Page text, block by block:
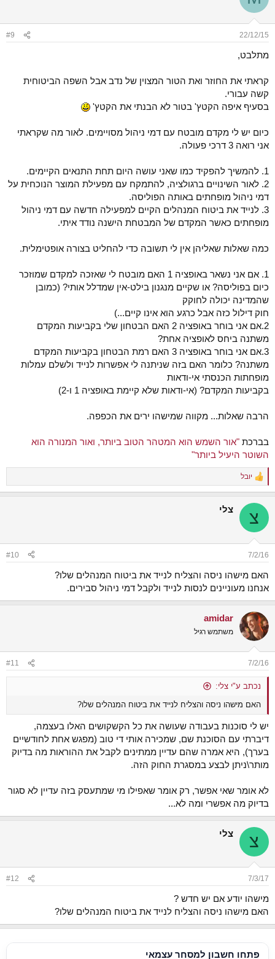
i
s
22/12/15
#9
מתלבט,
קראתי את החוזר ואת הטור המצוין של נדב אבל השפה הביטוחית
קשה עבורי.
בסעיף איפה הקטץ' בטור לא הבנתי את הקטץ'
כיום יש לי מקדם מובטח עם דמי ניהול מסויימים. לאור מה שקראתי
אני רואה 3 דרכי פעולה.
1. להמשיך להפקיד כמו שאני עושה היום תחת התנאים הקיימים.
2. לאור השינויים ברגולציה, להתמקח עם מפעילת המוצר הנוכחית על
דמי ניהול מופחתים באותה הפוליסה.
3. לנייד את ביטוח המנהלים הקיים למפעילה חדשה עם דמי ניהול
מופחתים כאשר המקדם של המבטחת הישנה נודד איתי.
כמה שאלות שאליהן אין לי תשובה כדי להחליט בצורה אופטימלית.
1. אם אני נשאר באופציה 1 האם מובטח לי שאזכה למקדם שמוזכר
כיום בפוליסה? או שקיים מנגנון בילט-אין שמדלל אותי? (כמובן
שהמדינה יכולה לחוקק
חוק דילול כזה אבל כרגע הוא אינו קיים...)
2.אם אני בוחר באופציה 2 האם הבטחון שלי בקביעות המקדם
משתנה ביחס לאופציה אחת?
3.אם אני בוחר באופציה 3 האם רמת הבטחון בקביעות המקדם
משתנה? כלומר האם בזה שניתנה לי אפשרות לנייד ולשלם עמלות
מופחתות הכנסתי אי-ודאות
בקביעות המקדם? (אי-ודאות שלא קיימת באופציה 1 ו-2)
הרבה שאלות... מקווה שמישהו ירים את הכפפה.
בברכת "אור השמש הוא המטהר הטוב ביותר, ואור המנורה הוא
השוטר היעיל ביותר"
R
e
c
i
s
יובל
צ צלי
7/2/16
#10
האם מישהו ניסה והצליח לנייד את ביטוח המנהלים שלו?
אנחנו מעוניינים לנסות לנייד ולקבל דמי ניהול סבירים.
amidar
משתמש רגיל
7/2/16
#11
נכתב ע"י צלי:
האם מישהו ניסה והצליח לנייד את ביטוח המנהלים שלו?
יש לי סוכנות בעבודה שעושה את כל הקשקושים האלו בעצמה,
דיברתי עם הסוכנת שם, שמכירה אותי די טוב (מפגש אחת לחודשיים
בערך), היא אמרה שהם עדיין ממתינים לקבל את ההוראות מה בדיוק
מותר\ניתן לבצע במסגרת החוק הזה.
לא אומר שאי אפשר, רק אומר שאפילו מי שמתעסק בזה עדיין לא סגור
בדיוק מה אפשרי ומה לא...
צ צלי
7/3/17
#12
מישהו יודע אם יש חדש ?
האם מישהו ניסה והצליח לנייד את ביטוח המנהלים שלו?
פתחו חשבון למסחר עצמאי